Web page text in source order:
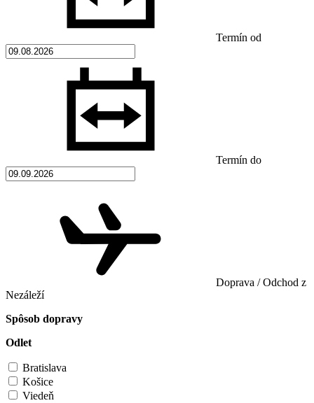
Termín od
Termín do
Doprava / Odchod z
Nezáleží
Spôsob dopravy
Odlet
Bratislava
Košice
Viedeň